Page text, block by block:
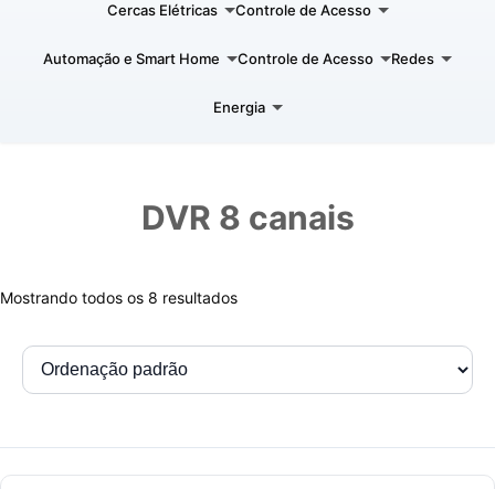
Cercas Elétricas Controle de Acesso
Automação e Smart Home Controle de Acesso Redes
Energia
DVR 8 canais
Mostrando todos os 8 resultados